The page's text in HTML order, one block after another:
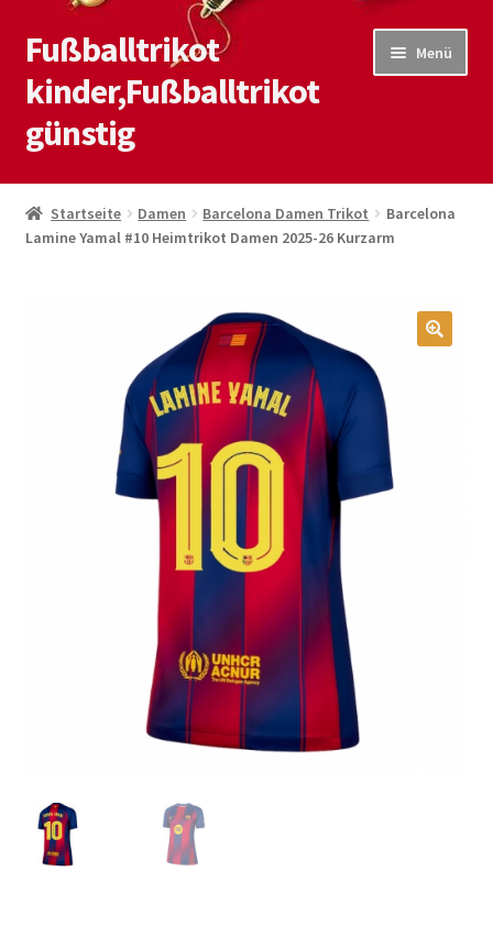
Zur
Navigation
springen
Zum
Inhalt
springen
Fußballtrikot
kinder,Fußballtrikot
günstig
Menü
Start
Blog
Startseite Damen Barcelona Damen Trikot
Barcelona
Lamine Yamal #10 Heimtrikot Damen 2025-26 Kurzarm